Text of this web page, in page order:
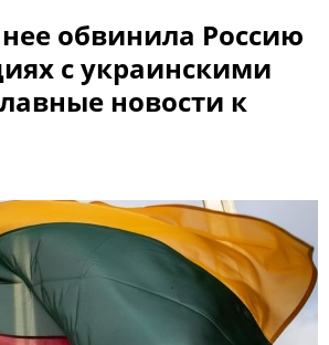
обвинила Россию
с украинскими
новости к